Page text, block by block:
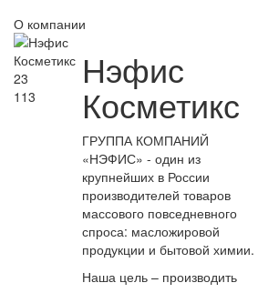
О компании
23
113
Нэфис
Косметикс
ГРУППА КОМПАНИЙ
«НЭФИС» - один из
крупнейших в России
производителей товаров
массового повседневного
спроса: масложировой
продукции и бытовой химии.
Наша цель – производить